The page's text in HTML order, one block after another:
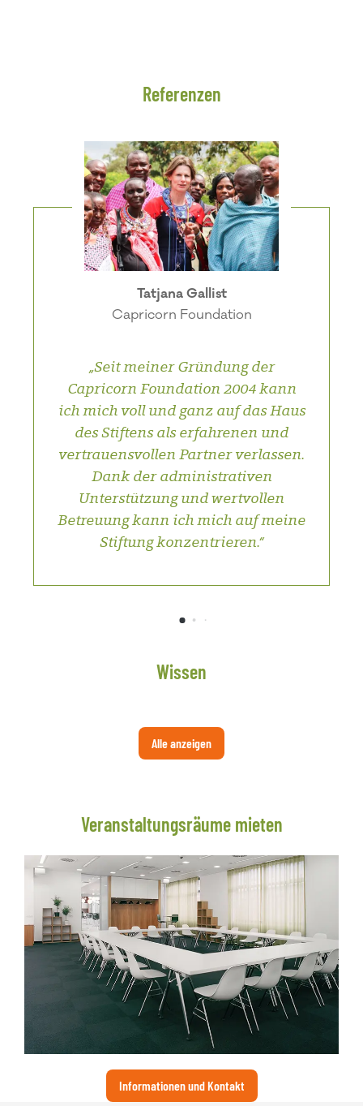
Referenzen
Foto: © Sebastian Rosenberg
„Gerade eine Graswurzelbewegung
wie die Stiftung NaturTon ist gut
beraten, sich Seite an Seite mit
starken Partnern zu engagieren –
das Haus des Stiftens ist einer
davon.“
Markus Bruggaier
Stiftung NaturTon
Wissen
Alle anzeigen
Veranstaltungsräume mieten
Informationen und Kontakt